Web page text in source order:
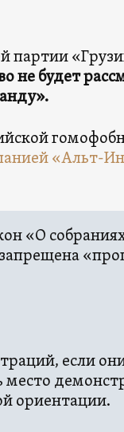
партии
не будет
«Альт-
«О
если
место
ориентации.